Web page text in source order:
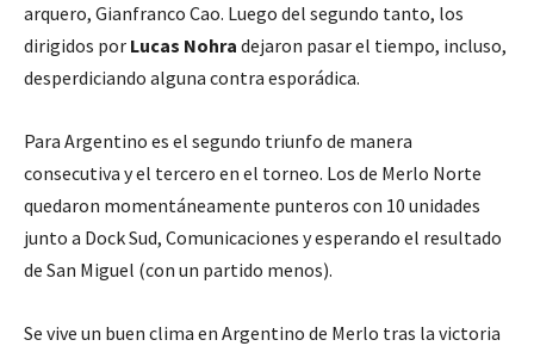
arquero, Gianfranco Cao. Luego del segundo tanto, los
dirigidos por Lucas Nohra dejaron pasar el tiempo, incluso,
desperdiciando alguna contra esporádica.
Para Argentino es el segundo triunfo de manera
consecutiva y el tercero en el torneo. Los de Merlo Norte
quedaron momentáneamente punteros con 10 unidades
junto a Dock Sud, Comunicaciones y esperando el resultado
de San Miguel (con un partido menos).
Se vive un buen clima en Argentino de Merlo tras la victoria